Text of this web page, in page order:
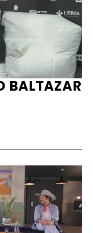
BALTAZAR